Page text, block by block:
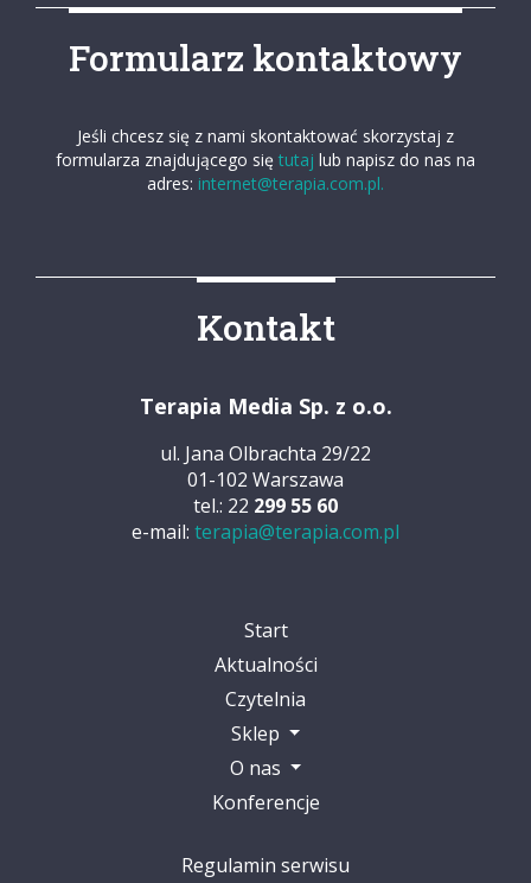
Formularz kontaktowy
Jeśli chcesz się z nami skontaktować skorzystaj z
formularza znajdującego się tutaj lub napisz do nas na
adres: internet@terapia.com.pl.
Kontakt
Terapia Media Sp. z o.o.
ul. Jana Olbrachta 29/22
01-102 Warszawa
tel.: 22 299 55 60
e-mail: terapia@terapia.com.pl
Start
Aktualności
Czytelnia
Sklep
O nas
Konferencje
Regulamin serwisu